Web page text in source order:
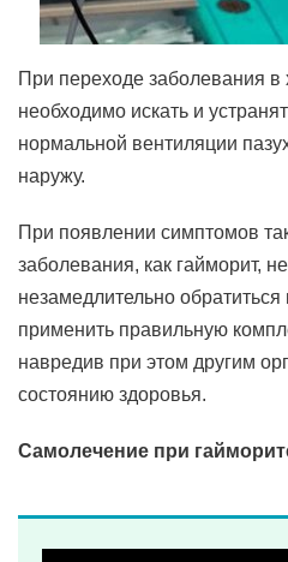
При переходе заболевания
необходимо искать и
нормальной вентиляции
наружу.
При появлении симптомов
заболевания, как гайморит,
незамедлительно обратиться
применить правильную
навредив при этом другим
состоянию здоровья.
Самолечение при